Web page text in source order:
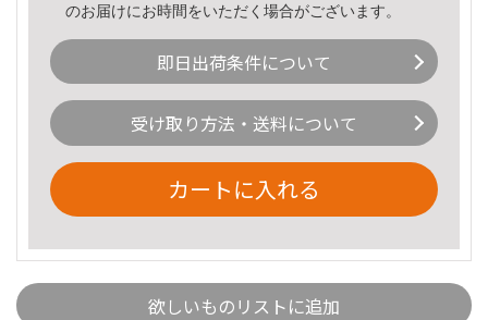
のお届けにお時間をいただく場合がございます。
即日出荷条件について
受け取り方法・送料について
カートに入れる
欲しいものリストに追加